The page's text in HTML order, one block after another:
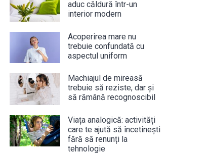
aduc căldură într-un
interior modern
Acoperirea mare nu
trebuie confundată cu
aspectul uniform
Machiajul de mireasă
trebuie să reziste, dar și
să rămână recognoscibil
Viața analogică: activități
care te ajută să încetinești
fără să renunți la
tehnologie